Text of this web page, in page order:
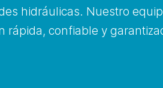
hidráulicas. Nuestro
confiable y